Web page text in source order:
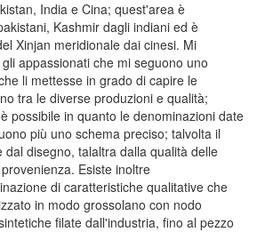
India e Cina; quest'area è
Kashmir dagli indiani ed è
Xinjan meridionale dai cinesi. Mi
appassionati che mi seguono uno
li mettesse in grado di capire le
tra le diverse produzioni e qualità;
possibile in quanto le denominazioni date
più uno schema preciso; talvolta il
disegno, talaltra dalla qualità delle
Esiste inoltre
di caratteristiche qualitative che
in modo grossolano con nodo
filate dall'industria, fino al pezzo